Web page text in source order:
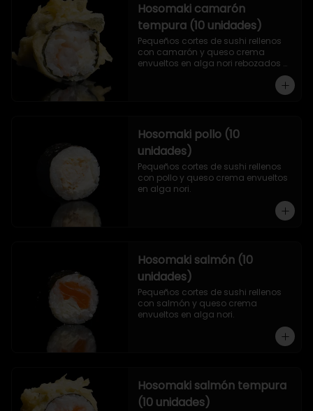
Hosomaki camarón
tempura (10 unidades)
Pequeños cortes de sushi rellenos
con camarón y queso crema
envueltos en alga nori rebozados
Hosomaki pollo (10
unidades)
Pequeños cortes de sushi rellenos
con pollo y queso crema envueltos
en alga nori.
Hosomaki salmón (10
unidades)
Pequeños cortes de sushi rellenos
con salmón y queso crema
envueltos en alga nori.
Hosomaki salmón tempura
(10 unidades)